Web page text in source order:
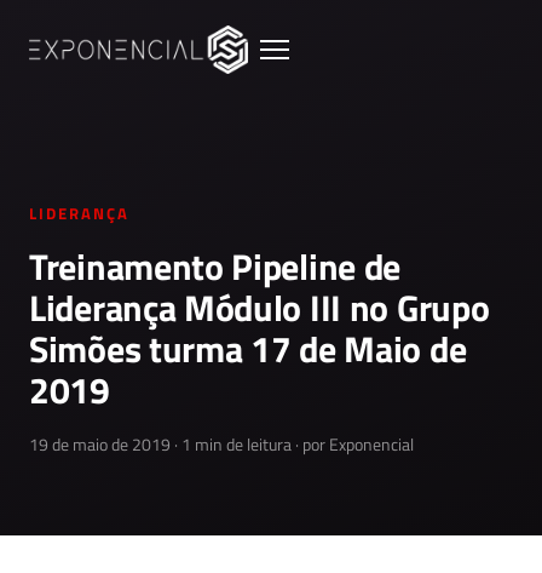
LIDERANÇA
Treinamento Pipeline de
Liderança Módulo III no Grupo
Simões turma 17 de Maio de
2019
19 de maio de 2019 · 1 min de leitura · por Exponencial